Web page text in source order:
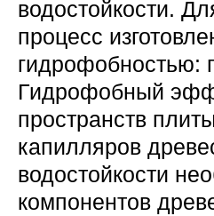
водостойкости.
процесс
гидрофобностью:
Гидрофобный
пространств
капилляров
водостойкости
компонентов